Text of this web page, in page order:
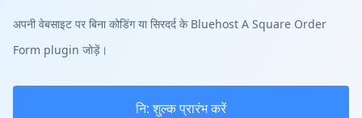
अपनी वेबसाइट पर बिना कोडिंग या सिरदर्द के Bluehost A Square Order
Form plugin जोड़ें।
नि: शुल्क प्रारंभ करें